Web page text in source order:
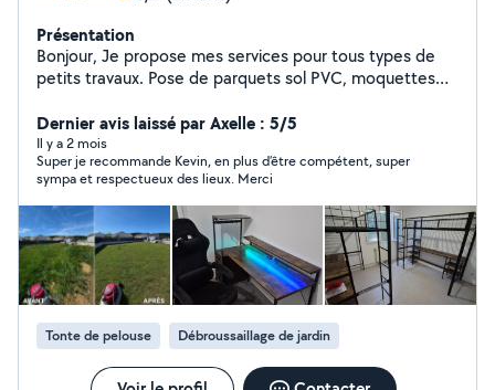
Présentation
Bonjour, Je propose mes services pour tous types de
petits travaux. Pose de parquets sol PVC, moquettes
ligne. Montage et pose de meubles, (Cuisine, bureau,
dressing, etc), mais également cadre, plafonnier,
étagères, tringles à rideaux ... Je peux également
proposer mes services pour d'autres types de travaux,
petits entretien de certains véhicules (vidange filtres,
disques et plaquettes, etc). Mais également petit
entretien d espaces verts. Tonte de la pelouse, révision
de votre Tondeuse. Garde et visite de certains animaux,
etc N'hésitez pas à me contacter afin de convenir
ensemble d'une solution simple et efficace au meilleur
prix.
Dernier avis laissé par Axelle : 5/5
Il y a 2 mois
Super je recommande Kevin, en plus d’être compétent, super
sympa et respectueux des lieux. Merci
Tonte de pelouse Débroussaillage de jardin